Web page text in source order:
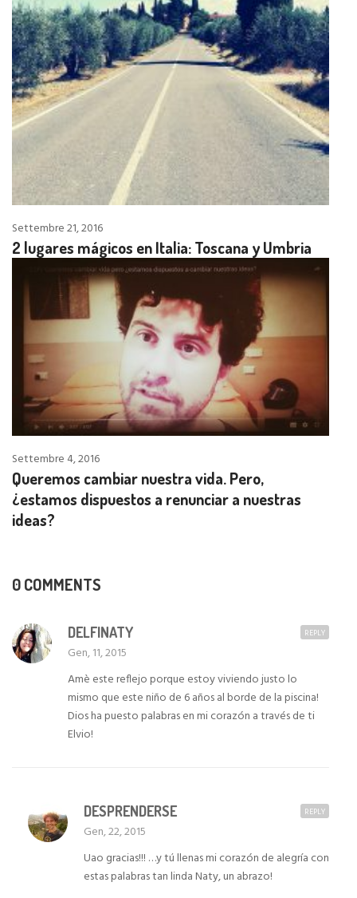
Settembre 21, 2016
2 lugares mágicos en Italia: Toscana y Umbria
Settembre 4, 2016
Queremos cambiar nuestra vida. Pero,
¿estamos dispuestos a renunciar a nuestras
ideas?
0 COMMENTS
DELFINATY
Gen, 11, 2015
Amè este reflejo porque estoy viviendo justo lo
mismo que este niño de 6 años al borde de la piscina!
Dios ha puesto palabras en mi corazón a través de ti
Elvio!
REPLY
DESPRENDERSE
Gen, 22, 2015
Uao gracias!!! …y tú llenas mi corazón de alegría con
estas palabras tan linda Naty, un abrazo!
REPLY